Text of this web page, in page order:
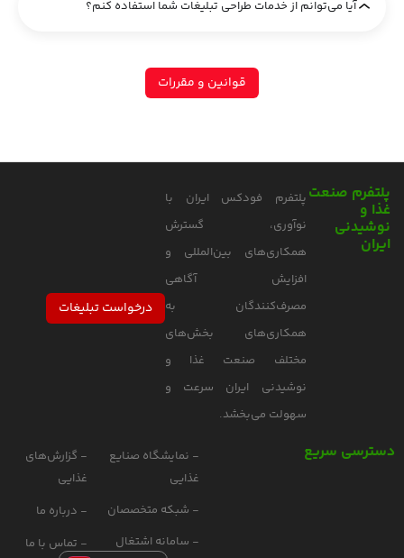
آیا می‌توانم از خدمات طراحی تبلیغات شما استفاده کنم؟
قوانین و مقررات
پلتفرم صنعت
غذا و
نوشیدنی
ایران
پلتفرم فودکس ایران با
نوآوری، گسترش
همکاری‌های بین‌المللی و
افزایش آگاهی
مصرف‌کنندگان به
همکاری‌های بخش‌های
مختلف صنعت غذا و
نوشیدنی ایران سرعت و
سهولت می‌بخشد.
درخواست تبلیغات
دسترسی سریع
- نمایشگاه صنایع
غذایی
- شبکه متخصصان
- سامانه اشتغال
- گزارش‌های
غذایی
- درباره ما
- تماس با ما